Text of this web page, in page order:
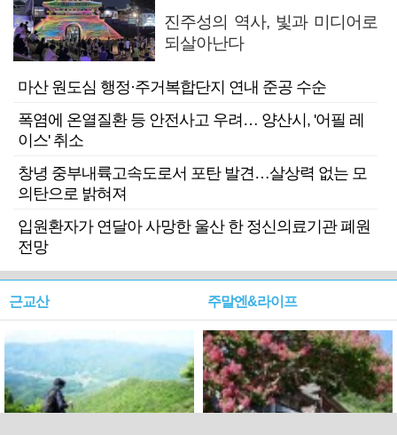
진주성의 역사, 빛과 미디어로
되살아난다
마산 원도심 행정·주거복합단지 연내 준공 수순
폭염에 온열질환 등 안전사고 우려… 양산시, '어필 레
이스' 취소
창녕 중부내륙고속도로서 포탄 발견…살상력 없는 모
의탄으로 밝혀져
입원환자가 연달아 사망한 울산 한 정신의료기관 폐원
전망
근교산 주말엔&라이프